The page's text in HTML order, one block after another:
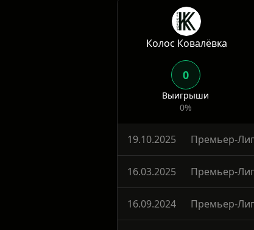
Статистика
Колос Ковалёвка
Выигрыши